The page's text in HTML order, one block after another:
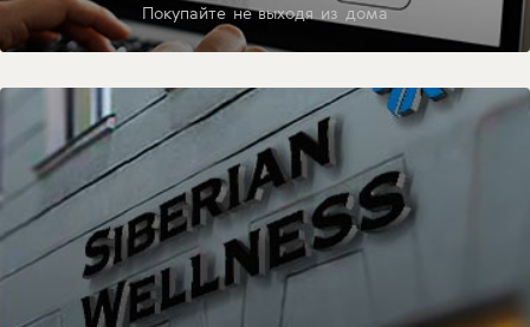
Покупайте не выходя из дома